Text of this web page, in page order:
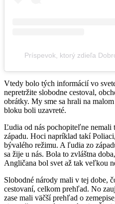
Príspevok, ktorý zdieľa
Vtedy bolo tých informácií vo
nepretržite slobodne cestoval,
obrátky. My sme sa hrali na
bloku boli uzavreté.
Ľudia od nás pochopiteľne
západu. Hoci napríklad takí
bývalého režimu. A ľudia zo
sa žije u nás. Bola to zvláštna
Angličana bol svet až tak veľkou
Slobodné národy mali v tej dobe,
cestovaní, celkom prehľad. No
zase mali väčší prehľad o